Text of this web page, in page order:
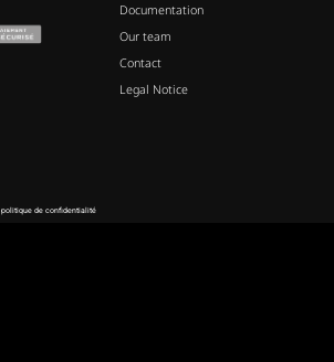
Documentation
Our team
Contact
Legal Notice
politique de confidentialité